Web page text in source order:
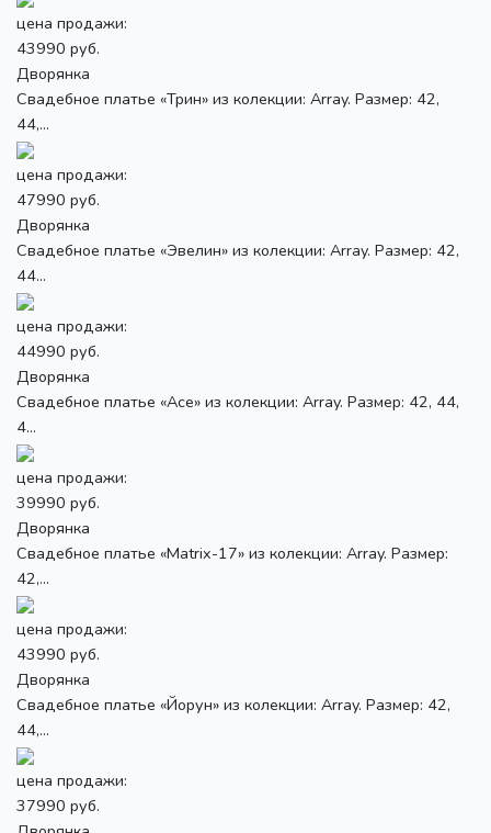
цена продажи:
43990 руб.
Дворянка
Свадебное платье «Трин» из колекции: Array. Размер: 42,
44,...
цена продажи:
47990 руб.
Дворянка
Свадебное платье «Эвелин» из колекции: Array. Размер: 42,
44...
цена продажи:
44990 руб.
Дворянка
Свадебное платье «Асе» из колекции: Array. Размер: 42, 44,
4...
цена продажи:
39990 руб.
Дворянка
Свадебное платье «Matrix-17» из колекции: Array. Размер:
42,...
цена продажи:
43990 руб.
Дворянка
Свадебное платье «Йорун» из колекции: Array. Размер: 42,
44,...
цена продажи:
37990 руб.